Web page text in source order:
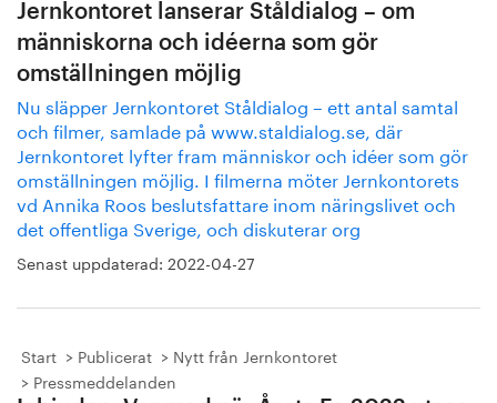
Jernkontoret lanserar Ståldialog – om
människorna och idéerna som gör
omställningen möjlig
Nu släpper Jernkontoret Ståldialog – ett antal samtal
och filmer, samlade på www.staldialog.se, där
Jernkontoret lyfter fram människor och idéer som gör
omställningen möjlig. I filmerna möter Jernkontorets
vd Annika Roos beslutsfattare inom näringslivet och
det offentliga Sverige, och diskuterar org
Senast uppdaterad: 2022-04-27
Start Publicerat
Nytt från Jernkontoret
Pressmeddelanden